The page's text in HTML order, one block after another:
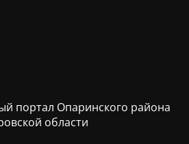
портал Опаринского района
области